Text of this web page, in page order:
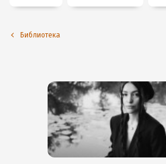
Библиотека